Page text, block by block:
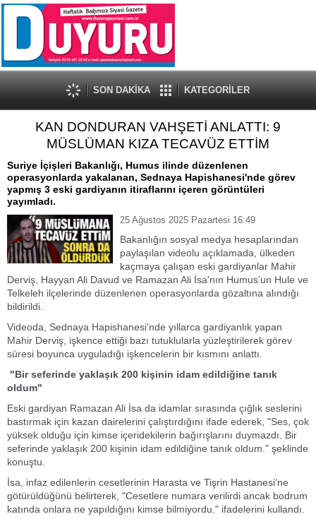
SON DAKİKA KATEGORİLER
KAN DONDURAN VAHŞETİ ANLATTI: 9
MÜSLÜMAN KIZA TECAVÜZ ETTİM
Suriye İçişleri Bakanlığı, Humus ilinde düzenlenen
operasyonlarda yakalanan, Sednaya Hapishanesi'nde görev
yapmış 3 eski gardiyanın itiraflarını içeren görüntüleri
yayımladı.
25 Ağustos 2025 Pazartesi 16:49
Bakanlığın sosyal medya hesaplarından
paylaşılan videolu açıklamada, ülkeden
kaçmaya çalışan eski gardiyanlar Mahir
Derviş, Hayyan Ali Davud ve Ramazan Ali İsa'nın Humus’un Hule ve
Telkeleh ilçelerinde düzenlenen operasyonlarda gözaltına alındığı
bildirildi.
Videoda, Sednaya Hapishanesi'nde yıllarca gardiyanlık yapan
Mahir Derviş, işkence ettiği bazı tutuklularla yüzleştirilerek görev
süresi boyunca uyguladığı işkencelerin bir kısmını anlattı.
"Bir seferinde yaklaşık 200 kişinin idam edildiğine tanık
oldum"
Eski gardiyan Ramazan Ali İsa da idamlar sırasında çığlık seslerini
bastırmak için kazan dairelerini çalıştırdığını ifade ederek, "Ses, çok
yüksek olduğu için kimse içeridekilerin bağırışlarını duymazdı. Bir
seferinde yaklaşık 200 kişinin idam edildiğine tanık oldum." şeklinde
konuştu.
İsa, infaz edilenlerin cesetlerinin Harasta ve Tişrin Hastanesi’ne
götürüldüğünü belirterek, "Cesetlere numara verilirdi ancak bodrum
katında onlara ne yapıldığını kimse bilmiyordu." ifadelerini kullandı.